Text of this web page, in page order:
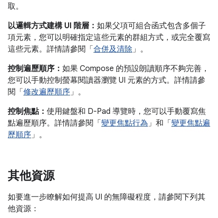
取。
以邏輯方式建構 UI 階層： 如果父項可組合函式包含多個子
項元素，您可以明確指定這些元素的群組方式，或完全覆寫
這些元素。詳情請參閱「 合併及清除」。
控制遍歷順序： 如果 Compose 的預設朗讀順序不夠完善，
您可以手動控制螢幕閱讀器瀏覽 UI 元素的方式。詳情請參
閱「 修改遍歷順序」。
控制焦點： 使用鍵盤和 D-Pad 導覽時，您可以手動覆寫焦
點遍歷順序。詳情請參閱「 變更焦點行為」和「 變更焦點遍
歷順序」。
其他資源
如要進一步瞭解如何提高 UI 的無障礙程度，請參閱下列其
他資源：